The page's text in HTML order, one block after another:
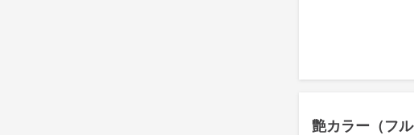
艶カラー（フ